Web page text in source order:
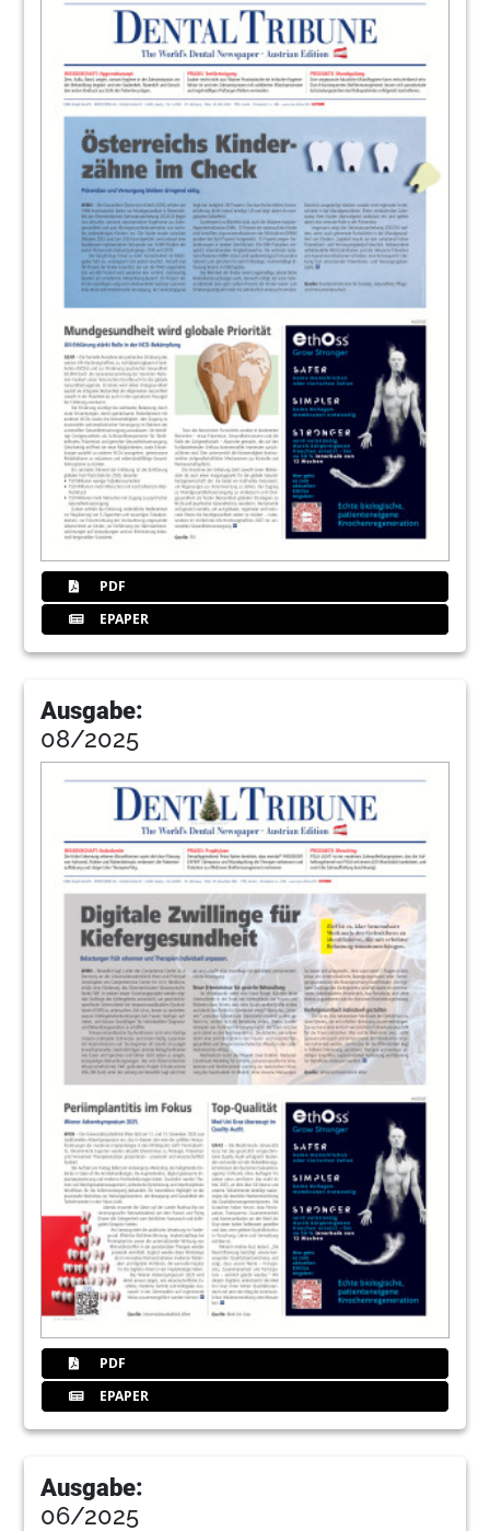
PDF
EPAPER
Ausgabe:
08/2025
PDF
EPAPER
Ausgabe:
06/2025